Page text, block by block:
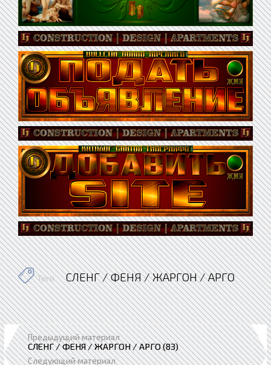
Теги СЛЕНГ / ФЕНЯ / ЖАРГОН / АРГО
Предыдущий материал
СЛЕНГ / ФЕНЯ / ЖАРГОН / АРГО (83)
Следующий материал